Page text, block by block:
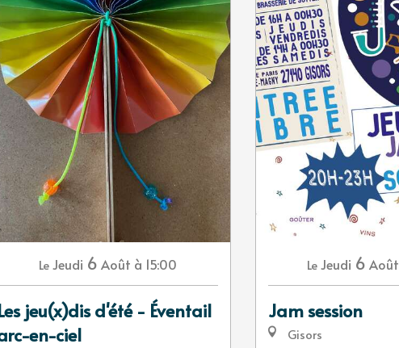
Le Jeudi 6 Août à 15:00
jeu(x)dis d'été - Éventail
en-ciel
Le Jeudi 6 Août
Jam session
Gisors